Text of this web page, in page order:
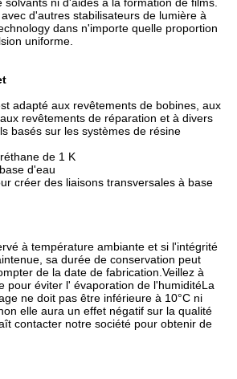
d'autres stabilisateurs de lumière à
dans n'importe quelle proportion
uniforme.
adapté aux revêtements de bobines, aux
revêtements de réparation et à divers
basés sur les systèmes de résine
de 1 K
d'eau
créer des liaisons transversales à base
à température ambiante et si l'intégrité
sa durée de conservation peut
de la date de fabrication.Veillez à
pour éviter l' évaporation de l'humiditéLa
ne doit pas être inférieure à 10°C ni
elle aura un effet négatif sur la qualité
contacter notre société pour obtenir de